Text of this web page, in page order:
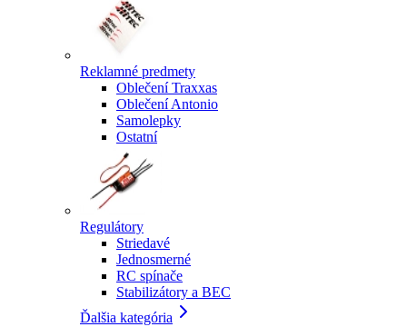
Reklamné predmety
Oblečení Traxxas
Oblečení Antonio
Samolepky
Ostatní
Regulátory
Striedavé
Jednosmerné
RC spínače
Stabilizátory a BEC
Ďalšia kategória